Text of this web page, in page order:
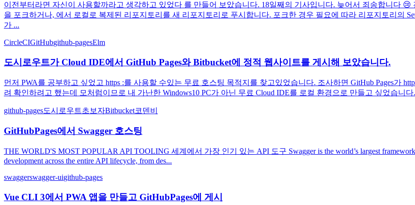
이전부터라면 자신이 사용할까라고 생각하고 있었다 를 만들어 보았습니다. 18일째의 기사입니다. 늦어서 죄송합니다
을 포크하거나, 에서 로컬로 복제된 리포지토리를 새 리포지토리로 푸시합니다. 포크한 경우 필요에 따라 리포지토리의
가 ...
CircleCIGitHubgithub-pagesElm
도시로우트가 Cloud IDE에서 GitHub Pages와 Bitbucket에 정적 웹사이트를 게시해 보았습니다.
먼저 PWA를 공부하고 싶었고 https :를 사용할 수있는 무료 호스팅 목적지를 찾고있었습니다. 조사하면 GitHub Pages가
려 확인하려고 했는데 모처럼이므로 내 가난한 Windows10 PC가 아닌 무료 Cloud IDE를 로컬 환경으로 만들고 싶었습니
github-pages도시로우트초보자Bitbucket코덴비
GitHubPages에서 Swagger 호스팅
THE WORLD'S MOST POPULAR API TOOLING 세계에서 가장 인기 있는 API 도구 Swagger is the world’s largest
development across the entire API lifecycle, from des...
swaggerswagger-uigithub-pages
Vue CLI 3에서 PWA 앱을 만들고 GitHubPages에 게시